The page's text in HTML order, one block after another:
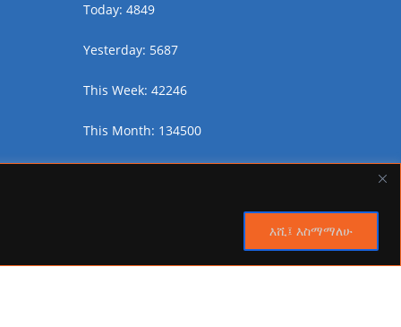
እሺ፤ እስማማለሁ
Today: 4849
Yesterday: 5687
This Week: 42246
This Month: 134500